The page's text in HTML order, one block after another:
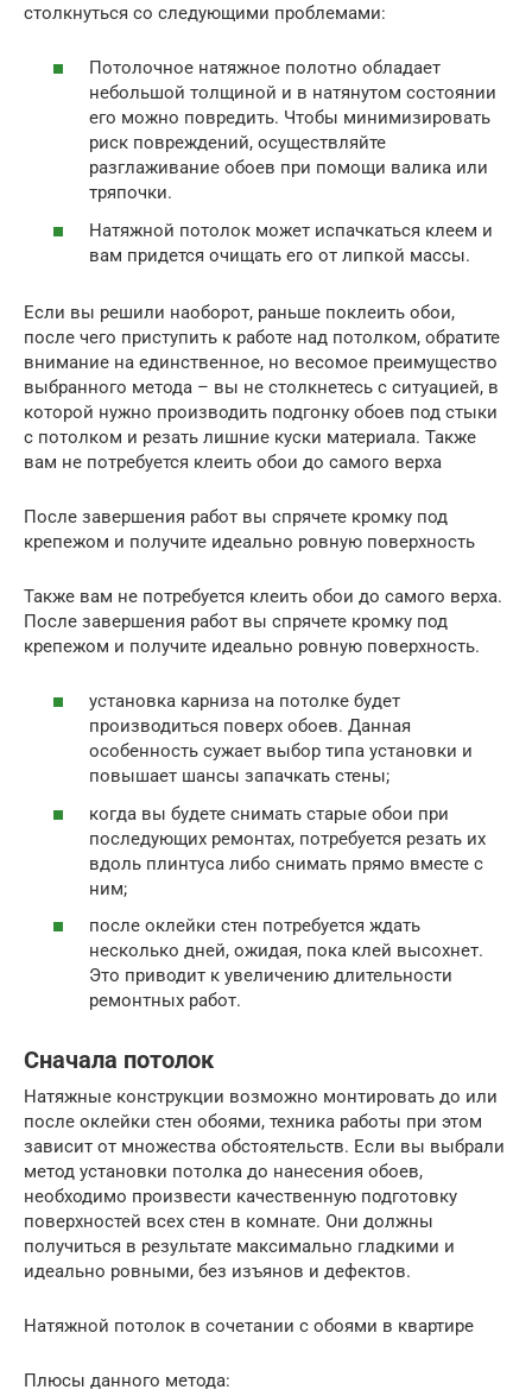
столкнуться со следующими проблемами:
Потолочное натяжное полотно обладает
небольшой толщиной и в натянутом состоянии
его можно повредить. Чтобы минимизировать
риск повреждений, осуществляйте
разглаживание обоев при помощи валика или
тряпочки.
Натяжной потолок может испачкаться клеем и
вам придется очищать его от липкой массы.
Если вы решили наоборот, раньше поклеить обои,
после чего приступить к работе над потолком, обратите
внимание на единственное, но весомое преимущество
выбранного метода – вы не столкнетесь с ситуацией, в
которой нужно производить подгонку обоев под стыки
с потолком и резать лишние куски материала. Также
вам не потребуется клеить обои до самого верха
После завершения работ вы спрячете кромку под
крепежом и получите идеально ровную поверхность
Также вам не потребуется клеить обои до самого верха.
После завершения работ вы спрячете кромку под
крепежом и получите идеально ровную поверхность.
установка карниза на потолке будет
производиться поверх обоев. Данная
особенность сужает выбор типа установки и
повышает шансы запачкать стены;
когда вы будете снимать старые обои при
последующих ремонтах, потребуется резать их
вдоль плинтуса либо снимать прямо вместе с
ним;
после оклейки стен потребуется ждать
несколько дней, ожидая, пока клей высохнет.
Это приводит к увеличению длительности
ремонтных работ.
Сначала потолок
Натяжные конструкции возможно монтировать до или
после оклейки стен обоями, техника работы при этом
зависит от множества обстоятельств. Если вы выбрали
метод установки потолка до нанесения обоев,
необходимо произвести качественную подготовку
поверхностей всех стен в комнате. Они должны
получиться в результате максимально гладкими и
идеально ровными, без изъянов и дефектов.
Натяжной потолок в сочетании с обоями в квартире
Плюсы данного метода: